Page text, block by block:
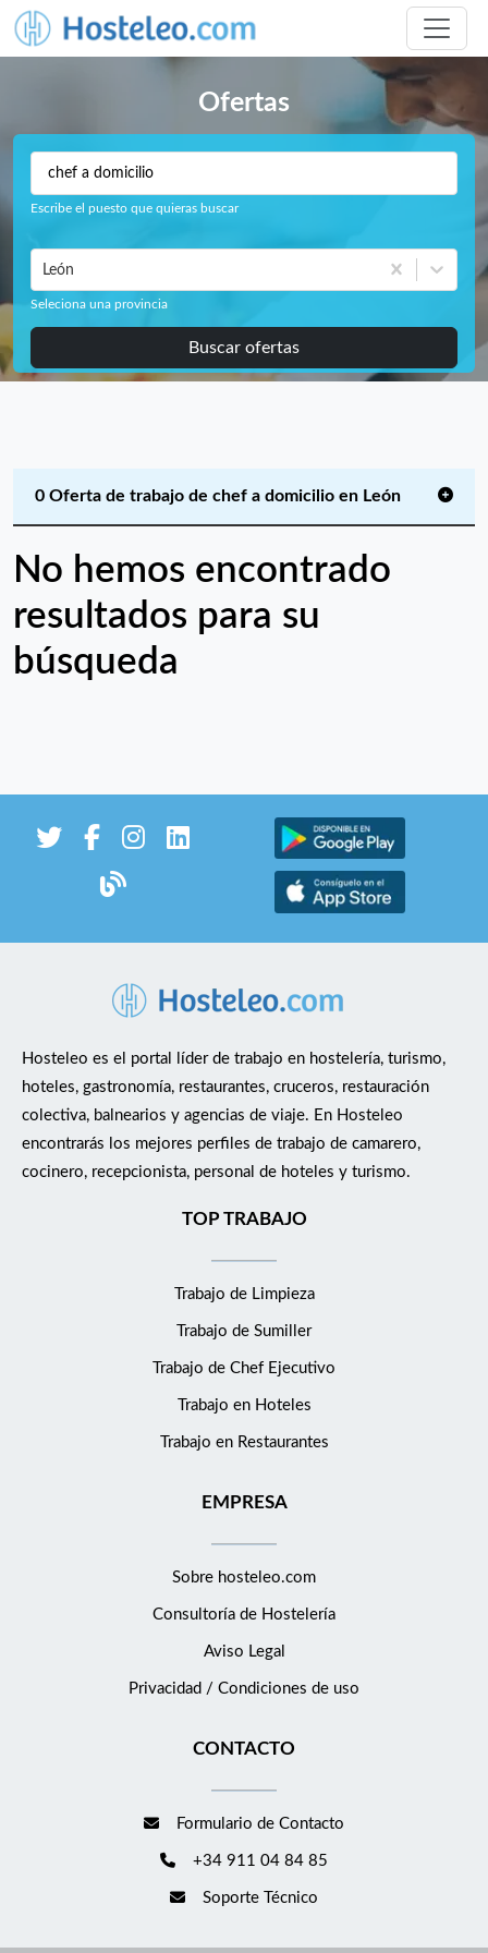
Ofertas
Escribe el puesto que quieras buscar
León
Seleciona una provincia
Buscar ofertas
0 Oferta de trabajo de chef a domicilio en León
No hemos encontrado
resultados para su
búsqueda
Hosteleo es el portal líder de trabajo en hostelería, turismo,
hoteles, gastronomía, restaurantes, cruceros, restauración
colectiva, balnearios y agencias de viaje. En Hosteleo
encontrarás los mejores perfiles de trabajo de camarero,
cocinero, recepcionista, personal de hoteles y turismo.
TOP TRABAJO
Trabajo de Limpieza
Trabajo de Sumiller
Trabajo de Chef Ejecutivo
Trabajo en Hoteles
Trabajo en Restaurantes
EMPRESA
Sobre hosteleo.com
Consultoría de Hostelería
Aviso Legal
Privacidad / Condiciones de uso
CONTACTO
Formulario de Contacto
+34 911 04 84 85
Soporte Técnico